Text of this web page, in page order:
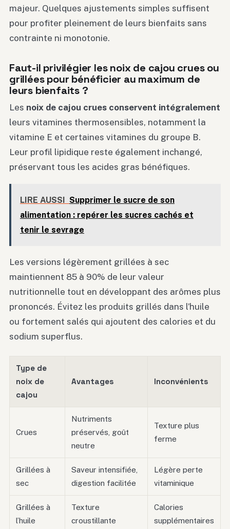
majeur. Quelques ajustements simples suffisent
pour profiter pleinement de leurs bienfaits sans
contrainte ni monotonie.
Faut-il privilégier les noix de cajou crues ou
grillées pour bénéficier au maximum de
leurs bienfaits ?
Les noix de cajou crues conservent intégralement
leurs vitamines thermosensibles, notamment la
vitamine E et certaines vitamines du groupe B.
Leur profil lipidique reste également inchangé,
préservant tous les acides gras bénéfiques.
LIRE AUSSI Supprimer le sucre de son
alimentation : repérer les sucres cachés et
tenir le sevrage
Les versions légèrement grillées à sec
maintiennent 85 à 90% de leur valeur
nutritionnelle tout en développant des arômes plus
prononcés. Évitez les produits grillés dans l’huile
ou fortement salés qui ajoutent des calories et du
sodium superflus.
Type de
noix de
cajou
Avantages Inconvénients
Crues
Nutriments
préservés, goût
neutre
Texture plus
ferme
Grillées à
sec
Saveur intensifiée,
digestion facilitée
Légère perte
vitaminique
Grillées à
l’huile
Texture
croustillante
Calories
supplémentaires